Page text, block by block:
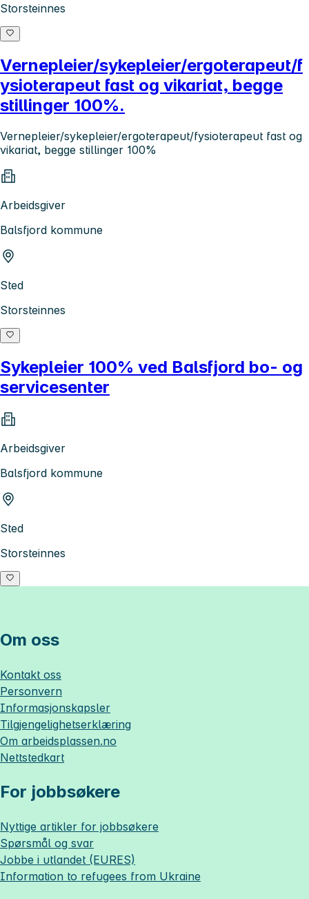
Storsteinnes
Vernepleier/sykepleier/ergoterapeut/f
ysioterapeut fast og vikariat, begge
stillinger 100%.
Vernepleier/sykepleier/ergoterapeut/fysioterapeut fast og
vikariat, begge stillinger 100%
Arbeidsgiver
Balsfjord kommune
Sted
Storsteinnes
Sykepleier 100% ved Balsfjord bo- og
servicesenter
Arbeidsgiver
Balsfjord kommune
Sted
Storsteinnes
Om oss
Kontakt oss
Personvern
Informasjonskapsler
Tilgjengelighetserklæring
Om arbeidsplassen.no
Nettstedkart
For jobbsøkere
Nyttige artikler for jobbsøkere
Spørsmål og svar
Jobbe i utlandet (EURES)
Information to refugees from Ukraine